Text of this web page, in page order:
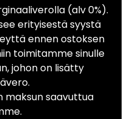
(alv 0%).
erityisestä syystä
ennen ostoksen
toimitamme sinulle
johon on lisätty
maksun saavuttua